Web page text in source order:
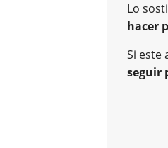
Lo
hacer
Si este
seguir